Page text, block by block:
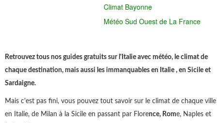
Climat Bayonne
Météo Sud Ouest de La France
Retrouvez tous nos guides gratuits sur l'Italie avec météo, le climat de
chaque destination, mais aussi les immanquables en Italie , en Sicile et
Sardaigne.
Mais c'est pas fini, vous pouvez tout savoir sur le climat de chaque ville
en Italie, de Milan à la Sicile en passant par Florence, Rome, Naples et